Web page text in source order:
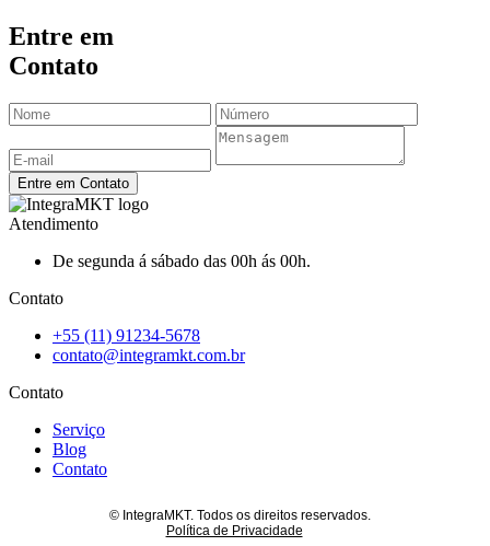
Entre em
Contato
Entre em Contato
Atendimento
De segunda á sábado das 00h ás 00h.
Contato
+55 (11) 91234-5678
contato@integramkt.com.br
Contato
Serviço
Blog
Contato
© IntegraMKT. Todos os direitos reservados.
Política de Privacidade